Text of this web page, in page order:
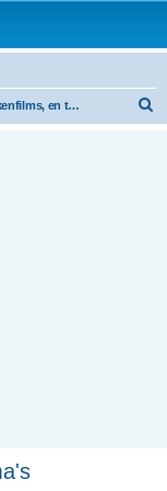
Film, tekenfilms, en tv programma's